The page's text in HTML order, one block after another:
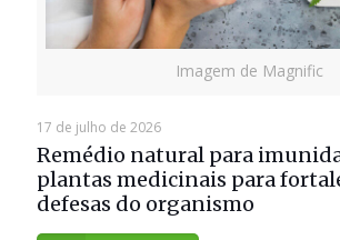
Imagem de Magnific
17 de julho de 2026
Remédio natural para
plantas medicinais para
defesas do organismo